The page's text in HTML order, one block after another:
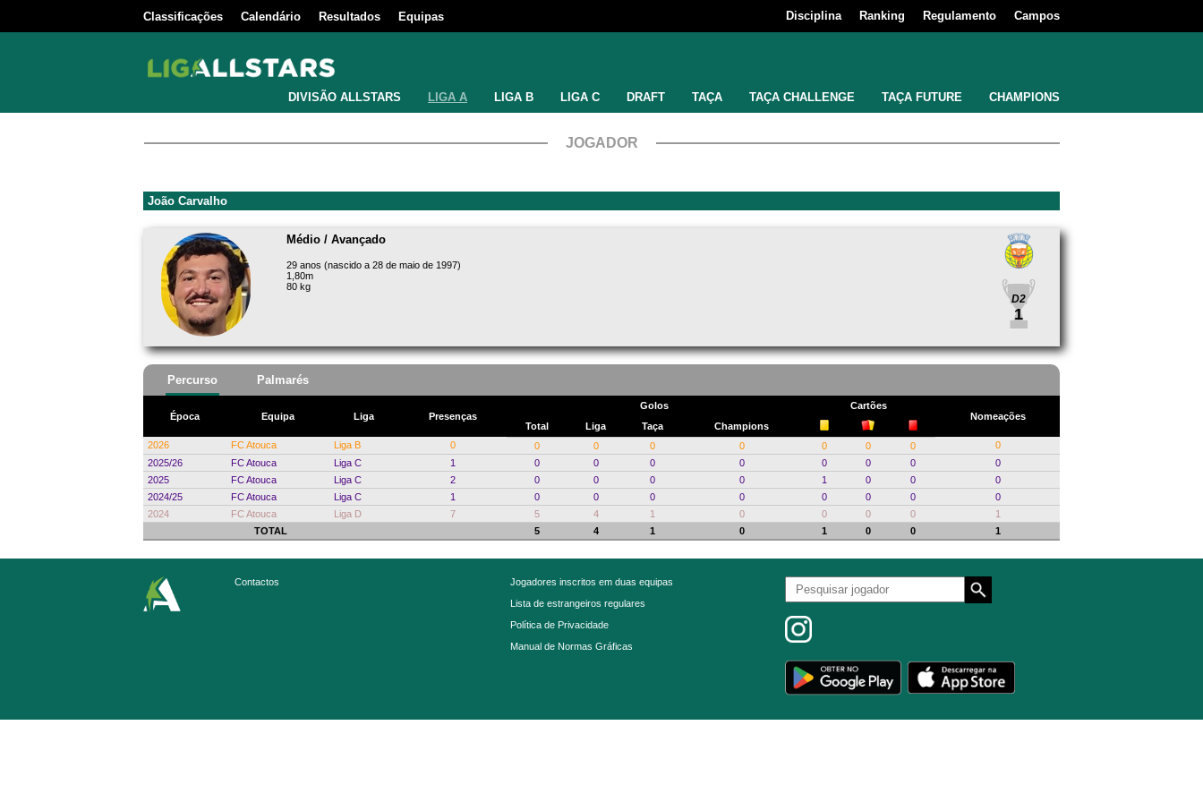
Classificações Calendário Resultados Equipas Disciplina Ranking Regulamento Campos
DIVISÃO ALLSTARS LIGA A LIGA B LIGA C DRAFT TAÇA TAÇA CHALLENGE TAÇA FUTURE CHAMPIONS
JOGADOR
João Carvalho
Médio / Avançado
29 anos (nascido a 28 de maio de 1997)
1,80m
80 kg
D2
1
Percurso Palmarés
Época Equipa Liga Presenças
Golos
Cartões
Nomeações
Total
Liga Taça
Champions
2026
FC Atouca Liga B 0 0 0 0 0 0 0 0
0
2025/26
FC Atouca Liga C 1 0 0 0 0 0 0 0
0
2025
FC Atouca Liga C 2 0 0 0 0 1 0 0
0
2024/25
FC Atouca Liga C 1 0 0 0 0 0 0 0
0
2024
FC Atouca Liga D 7 5 4 1 0 0 0 0
1
TOTAL
5 4 1 0 1 0 0 1
Contactos
Jogadores inscritos em duas equipas
Lista de estrangeiros regulares
Política de Privacidade
Manual de Normas Gráficas